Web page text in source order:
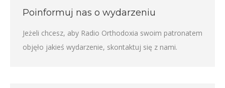
Poinformuj nas o wydarzeniu
Jeżeli chcesz, aby Radio Orthodoxia swoim patronatem
objęło jakieś wydarzenie, skontaktuj się z nami.